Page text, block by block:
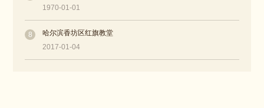
1970-01-01
8
哈尔滨香坊区红旗教堂
2017-01-04